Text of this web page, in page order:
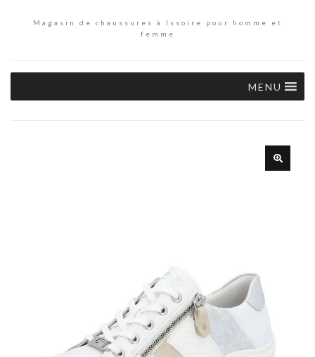
Magasin de chaussures à Issoire pour homme et
femme
MENU